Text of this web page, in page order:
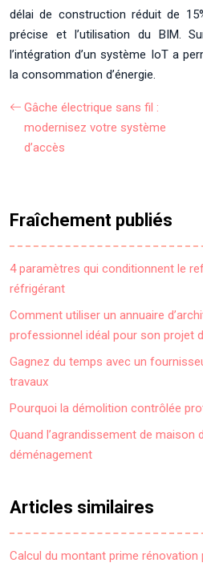
délai de construction réduit de
précise et l’utilisation du BIM.
l’intégration d’un système IoT a
la consommation d’énergie.
Gâche électrique sans fil :
modernisez votre système
d’accès
Fraîchement publiés
4 paramètres qui conditionnent le
réfrigérant
Comment utiliser un annuaire
professionnel idéal pour son projet
Gagnez du temps avec un
travaux
Pourquoi la démolition contrôlée
Quand l’agrandissement de maison
déménagement
Articles similaires
Calcul du montant prime rénovation